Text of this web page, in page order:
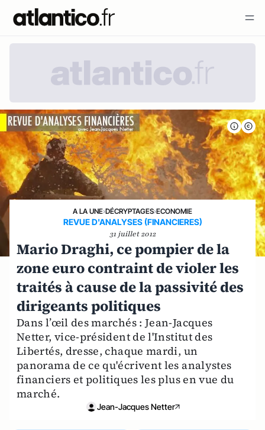
A LA UNE›DÉCRYPTAGES›ECONOMIE
REVUE D'ANALYSES (FINANCIERES)
31 juillet 2012
Mario Draghi, ce pompier de la
zone euro contraint de violer les
traités à cause de la passivité des
dirigeants politiques
Dans l’œil des marchés : Jean-Jacques
Netter, vice-président de l'Institut des
Libertés, dresse, chaque mardi, un
panorama de ce qu'écrivent les analystes
financiers et politiques les plus en vue du
marché.
Jean-Jacques Netter